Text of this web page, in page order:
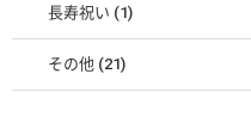
長寿祝い (1)
その他 (21)